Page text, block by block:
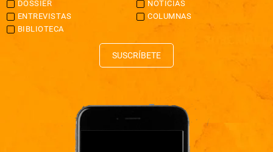
DOSSIER
NOTICIAS
ENTREVISTAS
COLUMNAS
BIBLIOTECA
SUSCRÍBETE